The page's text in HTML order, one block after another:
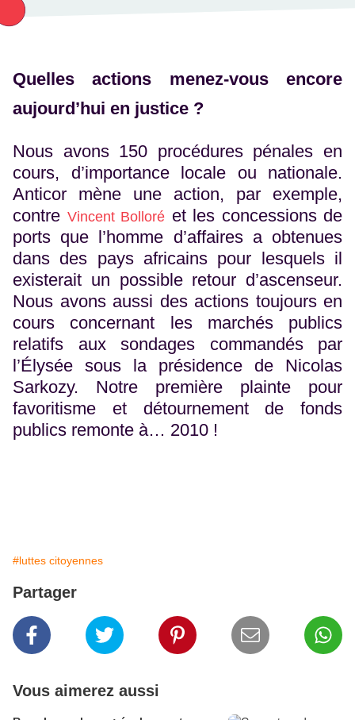
Quelles actions menez-vous encore
aujourd’hui en justice ?
Nous avons 150 procédures pénales en
cours, d’importance locale ou nationale.
Anticor mène une action, par exemple,
contre Vincent Bolloré et les concessions de
ports que l’homme d’affaires a obtenues
dans des pays africains pour lesquels il
existerait un possible retour d’ascenseur.
Nous avons aussi des actions toujours en
cours concernant les marchés publics
relatifs aux sondages commandés par
l’Élysée sous la présidence de Nicolas
Sarkozy. Notre première plainte pour
favoritisme et détournement de fonds
publics remonte à… 2010 !
#luttes citoyennes
Partager
Vous aimerez aussi